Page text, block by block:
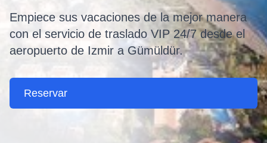
Empiece sus vacaciones de la mejor manera
con el servicio de traslado VIP 24/7 desde el
aeropuerto de Izmir a Gümüldür.
Reservar